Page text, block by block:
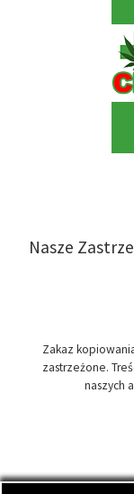
Nasze
Zakaz
zastrzeżone.
naszych